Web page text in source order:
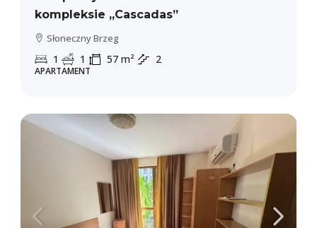
kompleksie „Cascadas”
Słoneczny Brzeg
1 1 57 m² 2
APARTAMENT